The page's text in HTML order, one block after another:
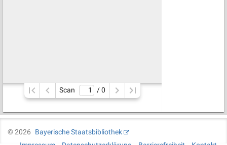
Scan / 0
©2026
Bayerische Staatsbibliothek